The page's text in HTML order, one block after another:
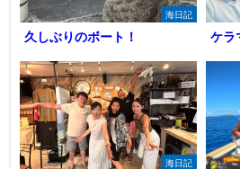
海日記
久しぶりのボート！ ケラ
海日記